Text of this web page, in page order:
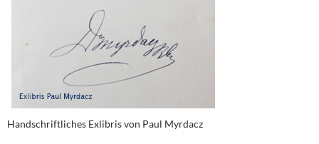
Handschriftliches Exlibris von Paul Myrdacz